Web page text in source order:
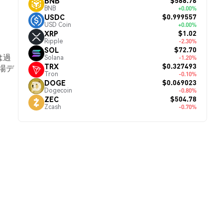
過
デ
BNB +0.00%
USDC
USD Coin
$0.999557
+0.00%
XRP
Ripple
$1.02
-2.30%
SOL
Solana
$72.70
-1.20%
TRX
Tron
$0.327493
-0.10%
DOGE
Dogecoin
$0.069023
-0.80%
ZEC
Zcash
$504.78
-0.70%